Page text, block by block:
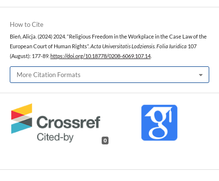
How to Cite
Bień, Alicja. (2024) 2024. “Religious Freedom in the Workplace in the Case Law of the
European Court of Human Rights”. Acta Universitatis Lodziensis. Folia Iuridica 107
(August): 177-89. https://doi.org/10.18778/0208-6069.107.14.
More Citation Formats
0